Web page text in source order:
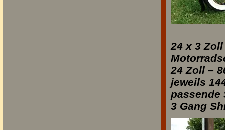
24 x 3
24 Zoll –
jeweils
passende
3 Gang